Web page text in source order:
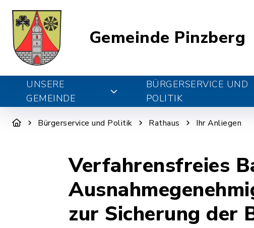
Gemeinde Pinzberg
UNSERE
GEMEINDE
BÜRGERSERVICE UND
POLITIK
Bürgerservice und Politik Rathaus Ihr Anliegen
Verfahrensfreies
zur Sicherung der